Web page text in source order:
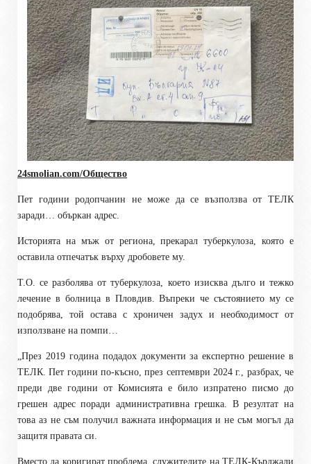
24smolian.com/Общество
Пет години родопчанин не може да се възползва от ТЕЛК
заради… объркан адрес.
Историята на мъж от региона, прекарал туберкулоза, която е
оставила отпечатък върху дробовете му.
Т.О. се разболява от туберкулоза, което изисква дълго и тежко
лечение в болница в Пловдив. Въпреки че състоянието му се
подобрява, той остава с хроничен задух и необходимост от
използване на помпи…
„През 2019 година подадох документи за експертно решение в
ТЕЛК. Пет години по-късно, през септември 2024 г., разбрах, че
преди две години от Комисията е било изпратено писмо до
грешен адрес поради административна грешка. В резултат на
това аз не съм получил важната информация и не съм могъл да
защитя правата си.
Вместо да коригират проблема, служителите на ТЕЛК-Кърджали